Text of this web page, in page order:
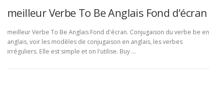
meilleur Verbe To Be Anglais Fond d'écran
meilleur Verbe To Be Anglais Fond d'écran. Conjugaison du verbe be en
anglais, voir les modèles de conjugaison en anglais, les verbes
irréguliers. Elle est simple et on l'utilise. Buy …